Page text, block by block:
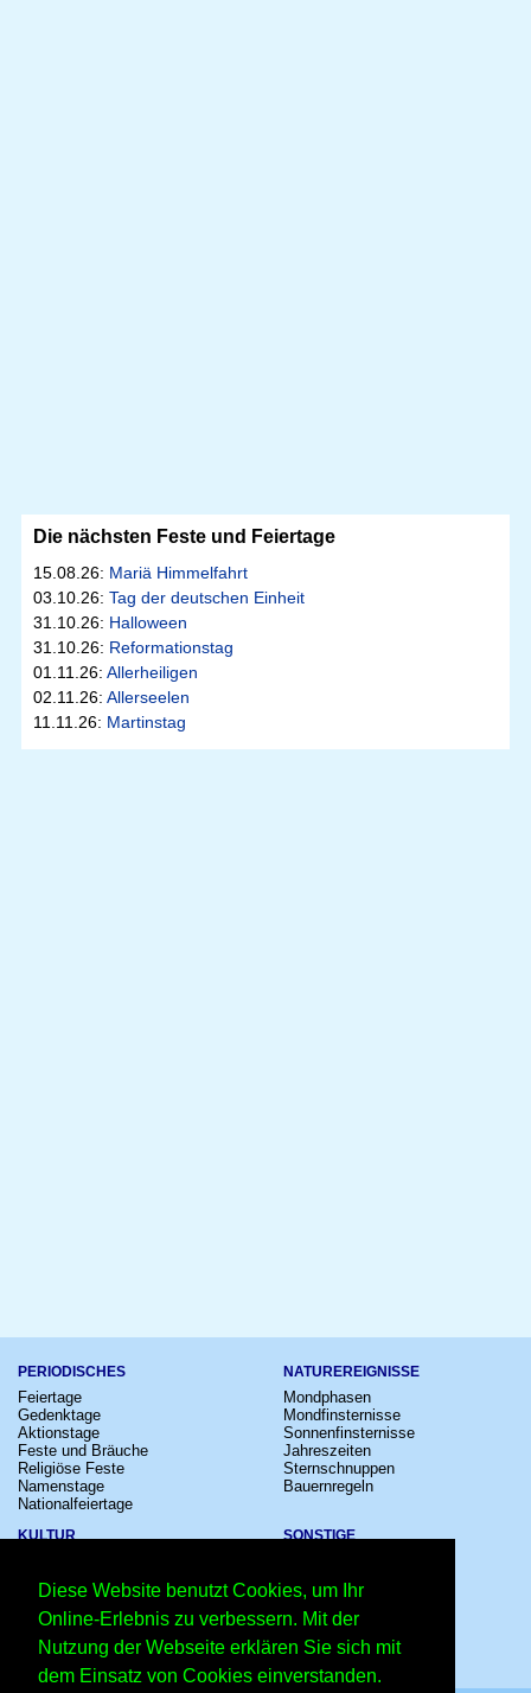
Diese Website benutzt Cookies, um Ihr
Online-Erlebnis zu verbessern. Mit der
Nutzung der Webseite erklären Sie sich mit
dem Einsatz von Cookies einverstanden.
Die nächsten Feste und Feiertage
15.08.26: Mariä Himmelfahrt
03.10.26: Tag der deutschen Einheit
31.10.26: Halloween
31.10.26: Reformationstag
01.11.26: Allerheiligen
02.11.26: Allerseelen
11.11.26: Martinstag
PERIODISCHES
Feiertage
Gedenktage
Aktionstage
Feste und Bräuche
Religiöse Feste
Namenstage
Nationalfeiertage
NATUREREIGNISSE
Mondphasen
Mondfinsternisse
Sonnenfinsternisse
Jahreszeiten
Sternschnuppen
Bauernregeln
KULTUR
Festivals
Großevents
Fußball
Comedy
Shows
SONSTIGE
Schalttage
Wahltage
Messen
Erinnerungen
Volksfeste